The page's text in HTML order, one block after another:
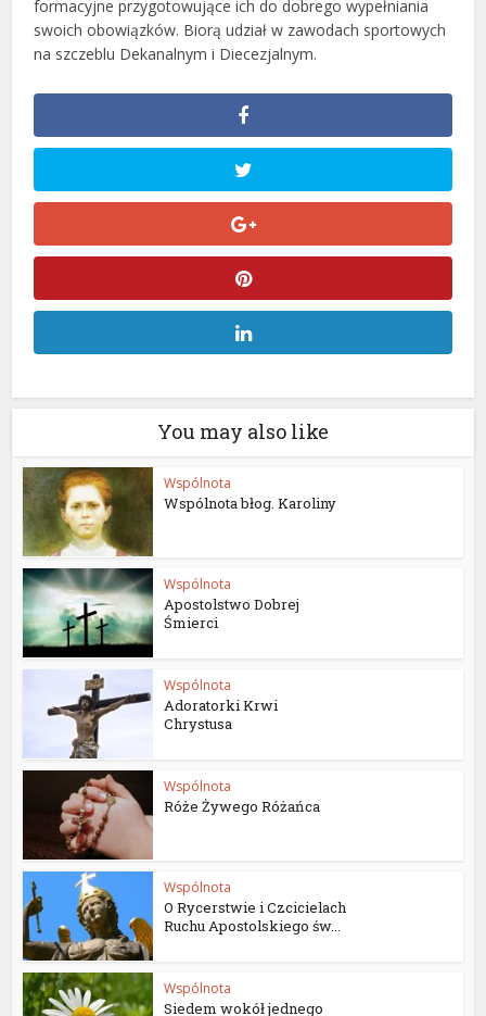
formacyjne przygotowujące ich do dobrego wypełniania
swoich obowiązków. Biorą udział w zawodach sportowych
na szczeblu Dekanalnym i Diecezjalnym.
You may also like
Wspólnota
Wspólnota błog. Karoliny
Wspólnota
Apostolstwo Dobrej
Śmierci
Wspólnota
Adoratorki Krwi
Chrystusa
Wspólnota
Róże Żywego Różańca
Wspólnota
O Rycerstwie i Czcicielach
Ruchu Apostolskiego św...
Wspólnota
Siedem wokół jednego